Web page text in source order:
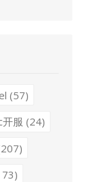
(57)
开服 (24)